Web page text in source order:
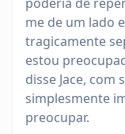
me de um lado
tragicamente
estou
disse Jace,
simplesmente
preocupar.